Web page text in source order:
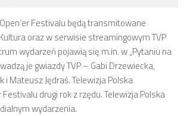
Festivalu będą transmitowane
Kultura oraz w serwisie streamingowym TVP
wydarzeń pojawią się m.in. w „Pytaniu na
je gwiazdy TVP – Gabi Drzewiecka,
i Mateusz Jędraś. Telewizja Polska
Festivalu drugi rok z rzędu. Telewizja Polska
wydarzenia.